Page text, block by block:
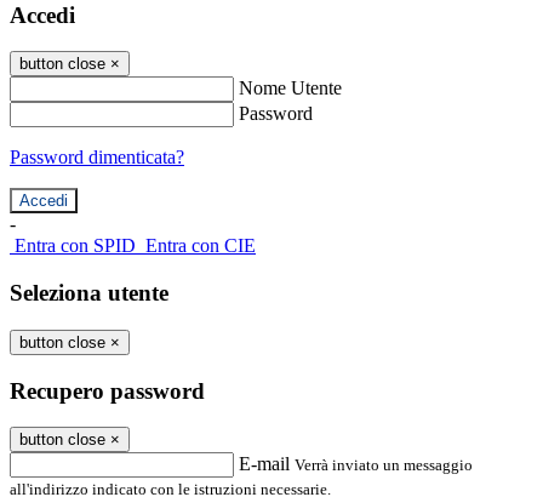
Accedi
button close ×
Nome Utente
Password
Password dimenticata?
-
Entra con SPID Entra con CIE
Seleziona utente
button close ×
Recupero password
button close ×
E-mail Verrà inviato un messaggio
all'indirizzo indicato con le istruzioni necessarie.